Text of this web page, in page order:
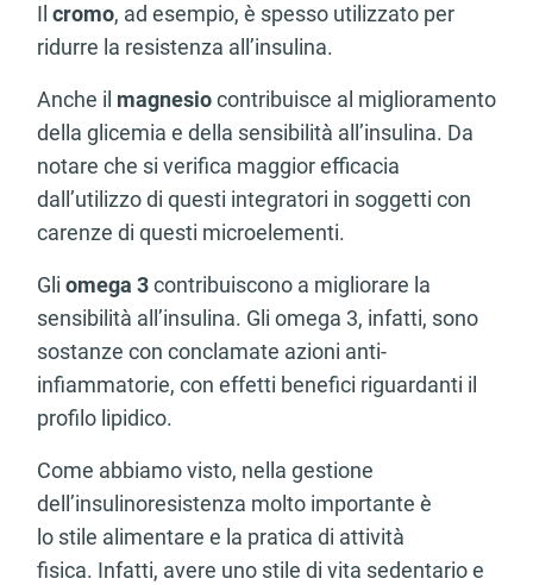
Il cromo, ad esempio, è spesso utilizzato per
ridurre la resistenza all’insulina.
Anche il magnesiocontribuisce al miglioramento
della glicemia e della sensibilità all’insulina. Da
notare che si verifica maggior efficacia
dall’utilizzo di questi integratori in soggetti con
carenze di questi microelementi.
Gli omega 3contribuiscono a migliorare la
sensibilità all’insulina. Gli omega 3, infatti, sono
sostanze con conclamate azioni anti-
infiammatorie, con effetti benefici riguardanti il
profilo lipidico.
Come abbiamo visto, nella gestione
dell’insulinoresistenza molto importante è
lo stile alimentare e la pratica di attività
fisica. Infatti, avere uno stile di vita sedentario e